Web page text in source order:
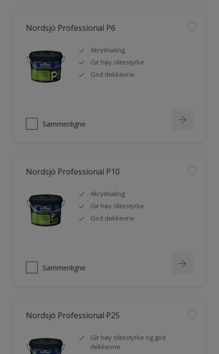
Nordsjö Professional P6
Akrylmaling
Gir høy slitestyrke
God dekkevne
Sammenligne
Nordsjö Professional P10
Akrylmaling
Gir høy slitestyrke
God dekkevne
Sammenligne
Nordsjö Professional P25
Gir høy slitestyrke og god
dekkevne